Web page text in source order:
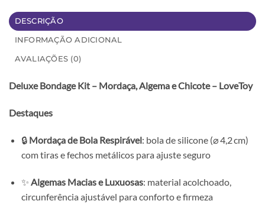
DESCRIÇÃO
INFORMAÇÃO ADICIONAL
AVALIAÇÕES (0)
Deluxe Bondage Kit – Mordaça, Algema e Chicote – LoveToy
Destaques
🔒 Mordaça de Bola Respirável: bola de silicone (⌀ 4,2 cm)
com tiras e fechos metálicos para ajuste seguro
✨ Algemas Macias e Luxuosas: material acolchoado,
circunferência ajustável para conforto e firmeza